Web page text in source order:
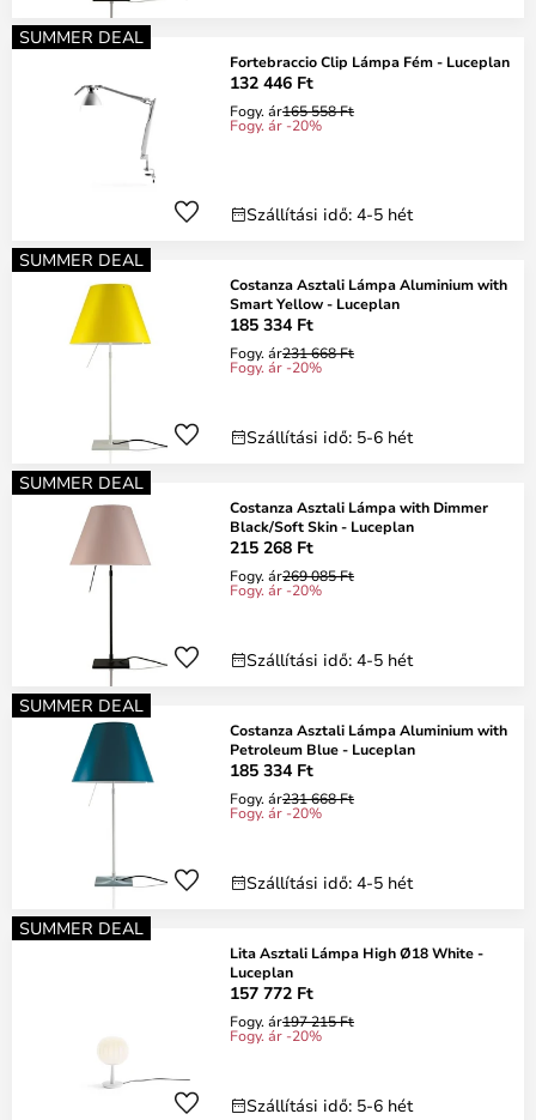
SUMMER DEAL
Fortebraccio Clip Lámpa Fém - Luceplan
132 446 Ft
Fogy. ár165 558 Ft
Fogy. ár -20%
Szállítási idő: 4-5 hét
SUMMER DEAL
Costanza Asztali Lámpa Aluminium with
Smart Yellow - Luceplan
185 334 Ft
Fogy. ár231 668 Ft
Fogy. ár -20%
Szállítási idő: 5-6 hét
SUMMER DEAL
Costanza Asztali Lámpa with Dimmer
Black/Soft Skin - Luceplan
215 268 Ft
Fogy. ár269 085 Ft
Fogy. ár -20%
Szállítási idő: 4-5 hét
SUMMER DEAL
Costanza Asztali Lámpa Aluminium with
Petroleum Blue - Luceplan
185 334 Ft
Fogy. ár231 668 Ft
Fogy. ár -20%
Szállítási idő: 4-5 hét
SUMMER DEAL
Lita Asztali Lámpa High Ø18 White -
Luceplan
157 772 Ft
Fogy. ár197 215 Ft
Fogy. ár -20%
Szállítási idő: 5-6 hét